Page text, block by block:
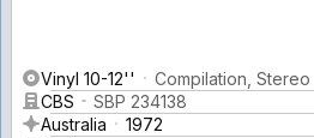
Vinyl 10-12''
Compilation, Stereo
CBS
SBP 234138
Australia
1972